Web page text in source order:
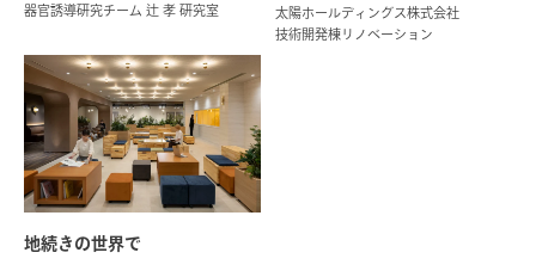
器官誘導研究チーム 辻 孝 研究室
太陽ホールディングス株式会社
技術開発棟リノベーション
地続きの世界で